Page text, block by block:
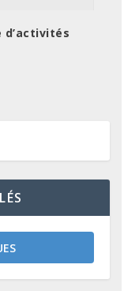
d’activités